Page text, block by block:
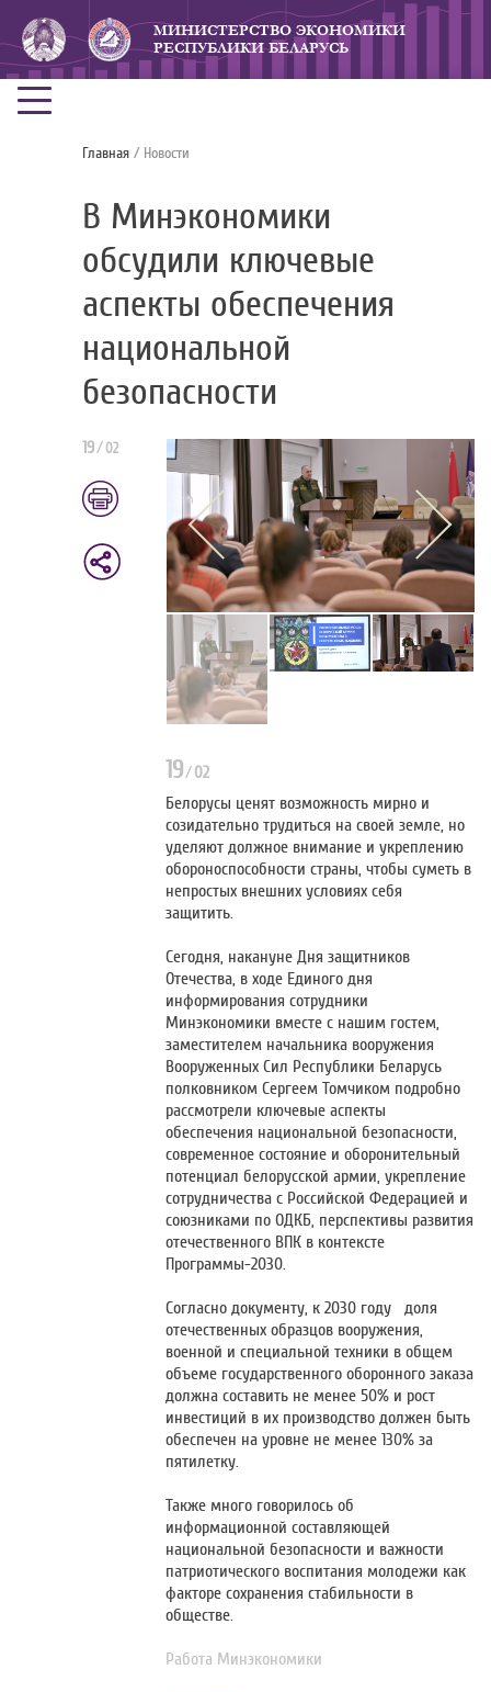
МИНИСТЕРСТВО ЭКОНОМИКИ
РЕСПУБЛИКИ БЕЛАРУСЬ
Главная / Новости
В Минэкономики
обсудили ключевые
аспекты обеспечения
национальной
безопасности
19/ 02
19/02
Белорусы ценят возможность мирно и
созидательно трудиться на своей земле, но
уделяют должное внимание и укреплению
обороноспособности страны, чтобы суметь в
непростых внешних условиях себя
защитить.
Сегодня, накануне Дня защитников
Отечества, в ходе Единого дня
информирования сотрудники
Минэкономики вместе c нашим гостем,
заместителем начальника вооружения
Вооруженных Сил Республики Беларусь
полковником Сергеем Томчиком подробно
рассмотрели ключевые аспекты
обеспечения национальной безопасности,
современное состояние и оборонительный
потенциал белорусской армии, укрепление
сотрудничества с Российской Федерацией и
союзниками по ОДКБ, перспективы развития
отечественного ВПК в контексте
Программы-2030.
Согласно документу, к 2030 году доля
отечественных образцов вооружения,
военной и специальной техники в общем
объеме государственного оборонного заказа
должна составить не менее 50% и рост
инвестиций в их производство должен быть
обеспечен на уровне не менее 130% за
пятилетку.
Также много говорилось об
информационной составляющей
национальной безопасности и важности
патриотического воспитания молодежи как
факторе сохранения стабильности в
обществе.
Работа Минэкономики